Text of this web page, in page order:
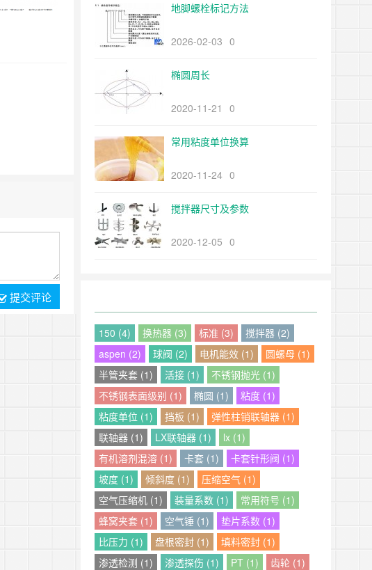
提交评论
地脚螺栓标记方法
2026-02-03 0
椭圆周长
2020-11-21 0
常用粘度单位换算
2020-11-24 0
搅拌器尺寸及参数
2020-12-05 0
150 (4) 换热器 (3) 标准 (3)
搅拌器 (2)
aspen (2)
球阀 (2) 电机能效 (1)
圆螺母 (1)
半管夹套 (1)
活接 (1)
不锈钢抛光 (1)
不锈钢表面级别 (1)
椭圆 (1)
粘度 (1)
粘度单位 (1)
挡板 (1)
弹性柱销联轴器 (1)
联轴器 (1)
LX联轴器 (1)
lx (1)
有机溶剂混溶 (1)
卡套 (1)
卡套针形阀 (1)
坡度 (1)
倾斜度 (1)
压缩空气 (1)
空气压缩机 (1)
装量系数 (1)
常用符号 (1)
蜂窝夹套 (1)
空气锤 (1)
垫片系数 (1)
比压力 (1)
盘根密封 (1)
填料密封 (1)
渗透检测 (1)
渗透探伤 (1) PT (1) 齿轮 (1)